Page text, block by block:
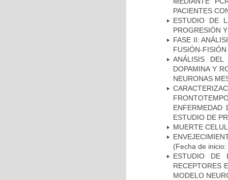
PACIENTES
ESTUDIO DE
PROGRESIÓN
FASE II:
FUSIÓN-
ANÁLISIS
DOPAMINA Y
NEURONAS
ENFERMEDAD
ESTUDIO DE
MUERTE
(Fecha de
ESTUDIO DE
RECEPTORES
MODELO